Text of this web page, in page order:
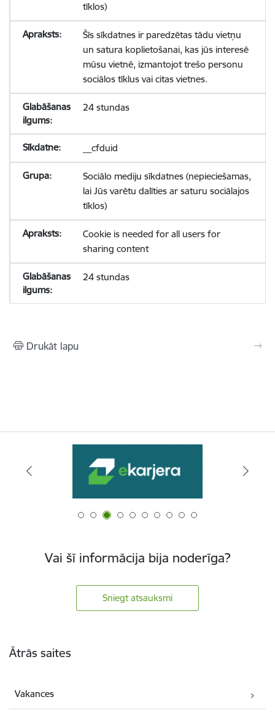
tīklos)
Šīs sīkdatnes ir paredzētas tādu vietņu
un satura koplietošanai, kas jūs interesē
mūsu vietnē, izmantojot trešo personu
sociālos tīklus vai citas vietnes.
24 stundas
__cfduid
Sociālo mediju sīkdatnes (nepieciešamas,
lai Jūs varētu dalīties ar saturu sociālajos
tīklos)
Cookie is needed for all users for
sharing content
24 stundas
Drukāt lapu
Vai šī informācija bija noderīga?
Sniegt atsauksmi
Ātrās saites
Vakances